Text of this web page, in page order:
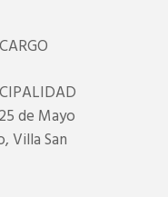
de Mayo
Villa San